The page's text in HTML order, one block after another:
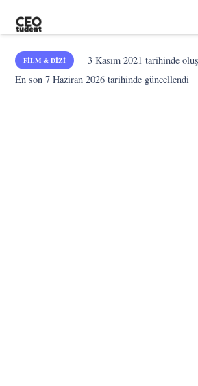
FILM & DIZI 3 Kasım 2021 tarihinde
En son7 Haziran 2026 tarihinde güncellendi